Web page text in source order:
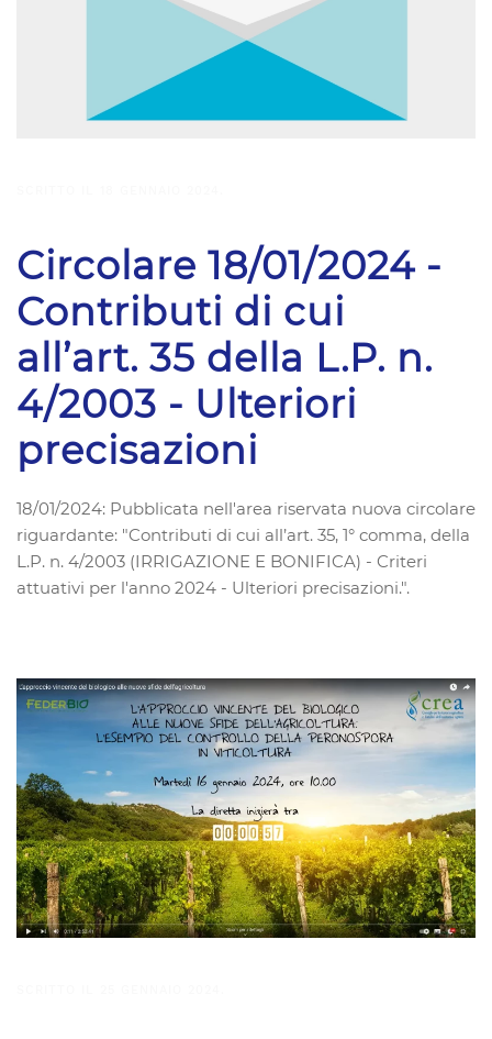
Circolare 18/01/2024 -
Contributi di cui
all’art. 35 della L.P. n.
4/2003 - Ulteriori
precisazioni
18/01/2024: Pubblicata nell'area riservata nuova circolare
riguardante: "Contributi di cui all’art. 35, 1° comma, della
L.P. n. 4/2003 (IRRIGAZIONE E BONIFICA) - Criteri
attuativi per l'anno 2024 - Ulteriori precisazioni.".